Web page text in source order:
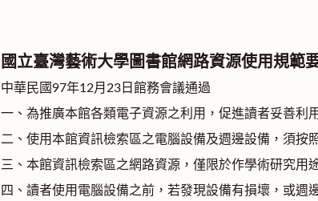
國立臺灣藝術大學圖書館網路資源使用規範
中華民國97年12月23日館務會議通過
一、為推廣本館各類電子資源之利用，促進讀者妥善利
二、使用本館資訊檢索區之電腦設備及週邊設備，須按
三、本館資訊檢索區之網路資源，僅限於作學術研究用
四、讀者使用電腦設備之前，若發現設備有損壞，或週